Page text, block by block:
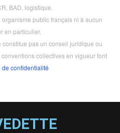
BAD, logistique.
public français ni à aucun
en particulier.
constitue pas un conseil juridique ou
collectives en vigueur font
de confidentialité